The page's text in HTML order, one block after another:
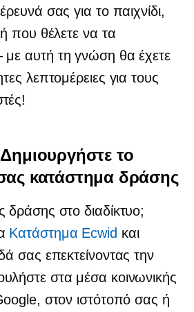
σας για το παιχνίδι,
που θέλετε να τα
με αυτή τη γνώση θα έχετε
λεπτομέρειες για τους
το
κατάστημα δράσης
δράσης στο διαδίκτυο;
Κατάστημα Ecwid και
σας επεκτείνοντας την
στα μέσα κοινωνικής
στον ιστότοπό σας ή